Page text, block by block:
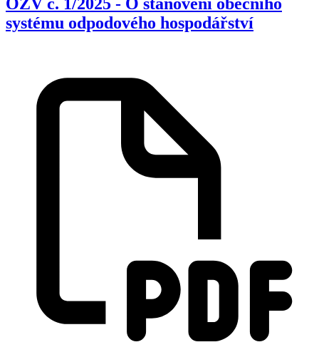
OZV č. 1/2025 - O stanovení obecního
systému odpodového hospodářství